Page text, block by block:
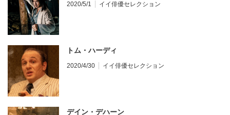
2020/5/1 イイ俳優セレクション
トム・ハーディ
2020/4/30 イイ俳優セレクション
デイン・デハーン